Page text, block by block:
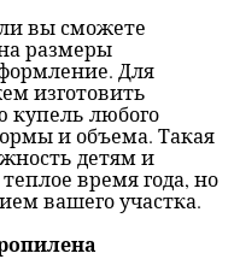
вы сможете
размеры
Для
изготовить
купель любого
и объема. Такая
детям и
время года, но
вашего участка.